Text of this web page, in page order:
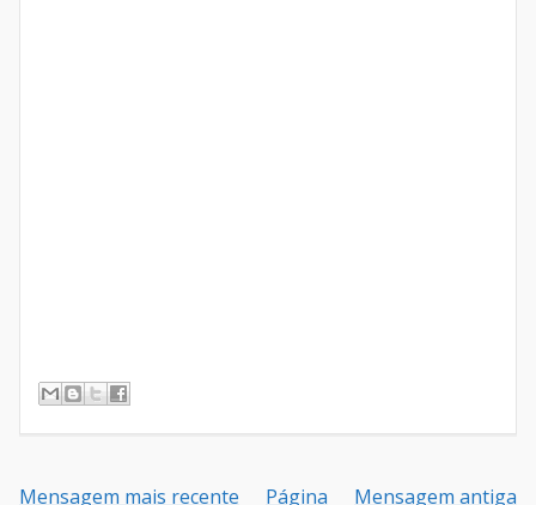
Mensagem mais recente Mensagem antiga
Página